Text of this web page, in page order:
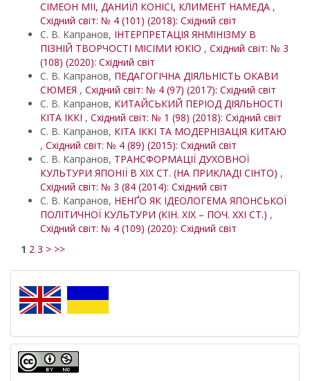
СІМЕОН МІІ, ДАНИЇЛ КОНІСІ, КЛИМЕНТ НАМЕДА ,
Східний світ: № 4 (101) (2018): Східний світ
С. В. Капранов, ІНТЕРПРЕТАЦІЯ ЯНМІНІЗМУ В
ПІЗНІЙ ТВОРЧОСТІ МІСІМИ ЮКІО , Східний світ: № 3
(108) (2020): Східний світ
С. В. Капранов, ПЕДАГОГІЧНА ДІЯЛЬНІСТЬ ОКАВИ
СЮМЕЯ , Східний світ: № 4 (97) (2017): Східний світ
С. В. Капранов, КИТАЙСЬКИЙ ПЕРІОД ДІЯЛЬНОСТІ
КІТА ІККІ , Східний світ: № 1 (98) (2018): Східний світ
С. В. Капранов, КІТА ІККІ ТА МОДЕРНІЗАЦІЯ КИТАЮ
, Східний світ: № 4 (89) (2015): Східний світ
С. В. Капранов, ТРАНСФОРМАЦІЇ ДУХОВНОЇ
КУЛЬТУРИ ЯПОНІЇ В ХІХ СТ. (НА ПРИКЛАДІ СІНТО) ,
Східний світ: № 3 (84 (2014): Східний світ
С. В. Капранов, НЕНҐО ЯК ІДЕОЛОГЕМА ЯПОНСЬКОЇ
ПОЛІТИЧНОЇ КУЛЬТУРИ (КІН. ХІХ – ПОЧ. ХХІ СТ.) ,
Східний світ: № 4 (109) (2020): Східний світ
1 2 3 > >>